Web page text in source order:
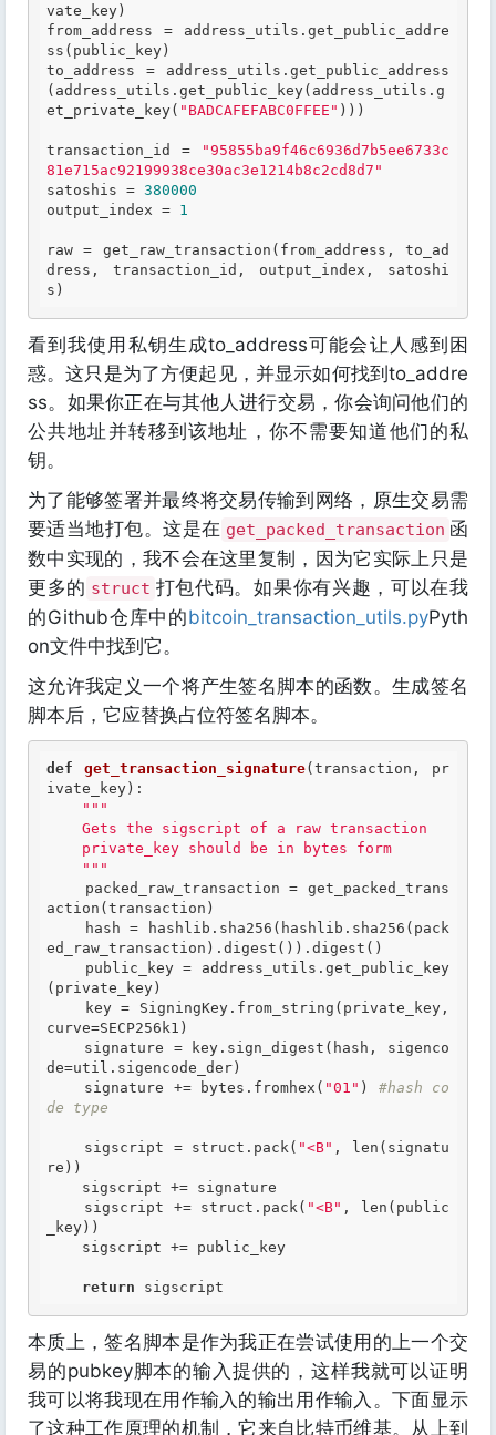
vate_key)
from_address = address_utils.get_public_addre
ss(public_key)
to_address = address_utils.get_public_address
(address_utils.get_public_key(address_utils.g
et_private_key( "BADCAFEFABC0FFEE" )))
transaction_id =
"95855ba9f46c6936d7b5ee6733c
81e715ac92199938ce30ac3e1214b8c2cd8d7"
satoshis = 380000
output_index = 1
raw = get_raw_transaction(from_address, to_ad
dress, transaction_id, output_index, satoshi
s)
看到我使用私钥生成to_address可能会让人感到困
惑。这只是为了方便起见，并显示如何找到to_addre
ss。如果你正在与其他人进行交易，你会询问他们的
公共地址并转移到该地址，你不需要知道他们的私
钥。
为了能够签署并最终将交易传输到网络，原生交易需
要适当地打包。这是在 get_packed_transaction 函
数中实现的，我不会在这里复制，因为它实际上只是
更多的 struct 打包代码。如果你有兴趣，可以在我
的Github仓库中的bitcoin_transaction_utils.pyPyth
on文件中找到它。
这允许我定义一个将产生签名脚本的函数。生成签名
脚本后，它应替换占位符签名脚本。
def get_transaction_signature(transaction, pr
ivate_key) :
"""
    """
action(transaction)
ed_raw_transaction).digest()).digest()
(private_key)
curve=SECP256k1)
de=util.sigencode_der)
    signature += bytes.fromhex(
"01" ) #hash co
de type
    sigscript = struct.pack(
"<B" , len(signatu
re))
    sigscript += struct.pack(
"<B" , len(public
_key))
return
本质上，签名脚本是作为我正在尝试使用的上一个交
易的pubkey脚本的输入提供的，这样我就可以证明
我可以将我现在用作输入的输出用作输入。下面显示
了这种工作原理的机制，它来自比特币维基。从上到